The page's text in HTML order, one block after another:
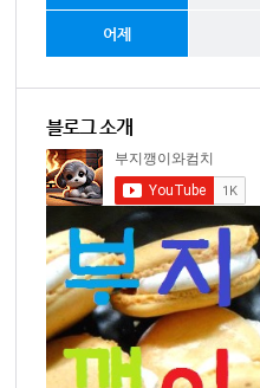
어제
블로그 소개